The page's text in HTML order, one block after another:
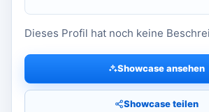
Dieses Profil hat noch keine
Showcase ansehen
Showcase teilen